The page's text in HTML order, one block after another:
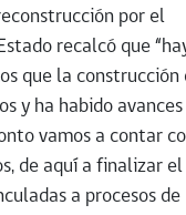
por el
recalcó que
que la construcción
y ha habido avances
vamos a contar
de aquí a finalizar el
a procesos de